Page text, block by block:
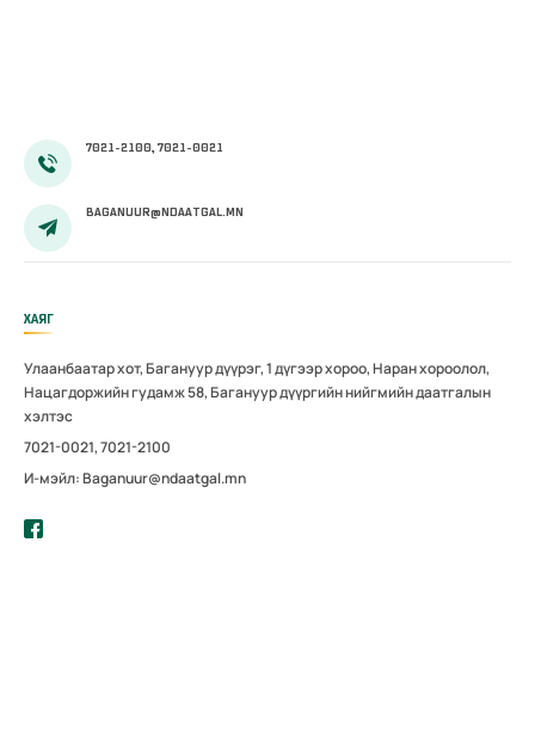
7021-2100, 7021-0021
BAGANUUR@NDAATGAL.MN
ХАЯГ
Улаанбаатар хот, Багануур дүүрэг, 1 дүгээр хороо, Наран хороолол,
Нацагдоржийн гудамж 58, Багануур дүүргийн нийгмийн даатгалын
хэлтэс
7021-0021, 7021-2100
И-мэйл: Baganuur@ndaatgal.mn